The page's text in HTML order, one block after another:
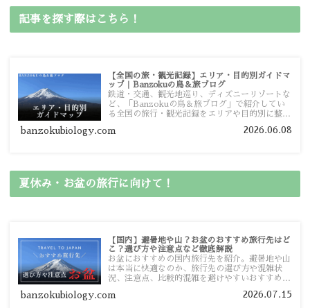
記事を探す際はこちら！
【全国の旅・観光記録】エリア・目的別ガイドマ
ップ｜Banzokuの鳥＆旅ブログ
鉄道・交通、観光地巡り、ディズニーリゾートな
ど、「Banzokuの鳥＆旅ブログ」で紹介してい
る全国の旅行・観光記録をエリアや目的別に整理
ガイドマップからスムーズに見つけていただけま
banzokubiology.com 2026.06.08
夏休み・お盆の旅行に向けて！
【国内】避暑地や山？お盆のおすすめ旅行先はど
こ？選び方や注意点など徹底解説
お盆におすすめの国内旅行先を紹介。避暑地や山
は本当に快適なのか、旅行先の選び方や混雑状
況、注意点、比較的混雑を避けやすいおすすめス
す。
banzokubiology.com 2026.07.15